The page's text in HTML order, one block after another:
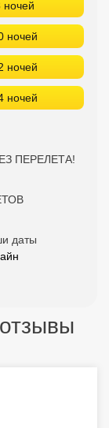
ночей
ночей
ночей
ночей
ПЕРЕЛЕТА!
даты